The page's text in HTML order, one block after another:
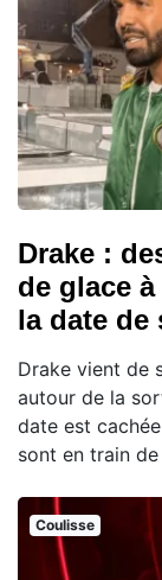
Drake :
de glace
la date de
Drake vient de
autour de la
date est
sont en train
Coulisse